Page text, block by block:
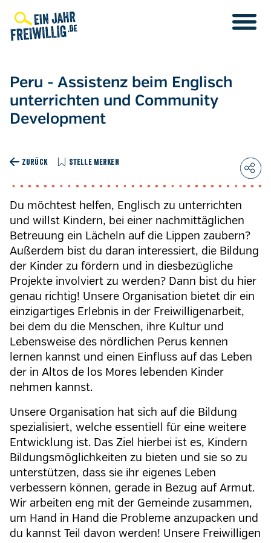
zum
Inhalt
Peru - Assistenz beim Englisch
unterrichten und Community
Development
ZURÜCK STELLE MERKEN
Du möchtest helfen, Englisch zu unterrichten
und willst Kindern, bei einer nachmittäglichen
Betreuung ein Lächeln auf die Lippen zaubern?
Außerdem bist du daran interessiert, die Bildung
der Kinder zu fördern und in diesbezügliche
Projekte involviert zu werden? Dann bist du hier
genau richtig! Unsere Organisation bietet dir ein
einzigartiges Erlebnis in der Freiwilligenarbeit,
bei dem du die Menschen, ihre Kultur und
Lebensweise des nördlichen Perus kennen
lernen kannst und einen Einfluss auf das Leben
der in Altos de los Mores lebenden Kinder
nehmen kannst.
Unsere Organisation hat sich auf die Bildung
spezialisiert, welche essentiell für eine weitere
Entwicklung ist. Das Ziel hierbei ist es, Kindern
Bildungsmöglichkeiten zu bieten und sie so zu
unterstützen, dass sie ihr eigenes Leben
verbessern können, gerade in Bezug auf Armut.
Wir arbeiten eng mit der Gemeinde zusammen,
um Hand in Hand die Probleme anzupacken und
du kannst Teil davon werden! Unsere Freiwilligen